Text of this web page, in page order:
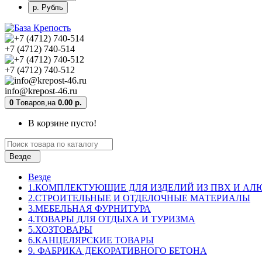
р. Рубль
+7 (4712) 740-514
+7 (4712) 740-512
info@krepost-46.ru
0 Tоваров, на 0.00 р.
В корзине пусто!
Везде
Везде
1.КОМПЛЕКТУЮЩИЕ ДЛЯ ИЗДЕЛИЙ ИЗ ПВХ И
2.СТРОИТЕЛЬНЫЕ И ОТДЕЛОЧНЫЕ МАТЕРИАЛЫ
3.МЕБЕЛЬНАЯ ФУРНИТУРА
4.ТОВАРЫ ДЛЯ ОТДЫХА И ТУРИЗМА
5.ХОЗТОВАРЫ
6.КАНЦЕЛЯРСКИЕ ТОВАРЫ
9. ФАБРИКА ДЕКОРАТИВНОГО БЕТОНА